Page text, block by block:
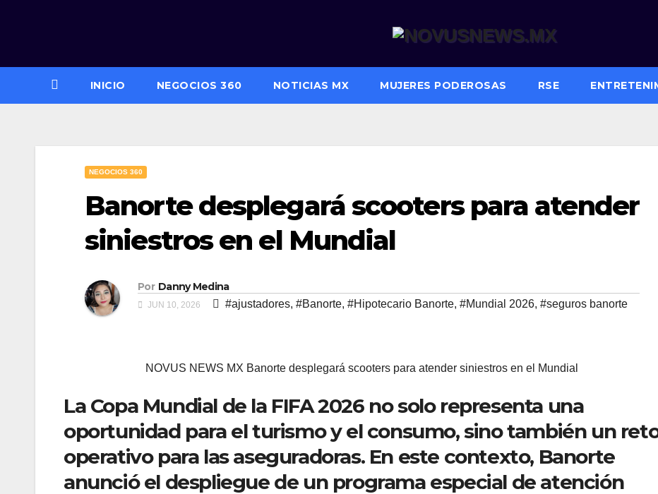
INICIO NEGOCIOS 360 NOTICIAS MX MUJERES PODEROSAS RSE
NEGOCIOS 360
Banorte desplegará scooters para atender
siniestros en el Mundial
Por Danny Medina
JUN 10, 2026 #ajustadores, #Banorte, #Hipotecario Banorte, #Mundial 2026, #seguros banorte
NOVUS NEWS MX Banorte desplegará scooters para atender siniestros en el Mundial
La Copa Mundial de la FIFA 2026 no solo representa una
oportunidad para el turismo y el consumo, sino también un
operativo para las aseguradoras. En este contexto, Banorte
anunció el despliegue de un programa especial de atención